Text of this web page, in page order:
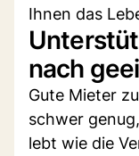
Ihnen das
nach
Gute Mieter
schwer
lebt wie die